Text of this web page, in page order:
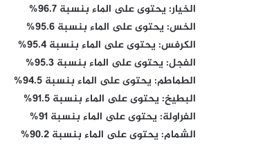
الخيار: يحتوى على الماء بنسبة 96.7%
الخس: يحتوى على الماء بنسبة 95.6%
الكرفس: يحتوى على الماء بنسبة 95.4%
الفجل: يحتوى على الماء بنسبة 95.3%
الطماطم: يحتوى على الماء بنسبة 94.5%
البطيخ: يحتوى على الماء بنسبة 91.5%
الفراولة: يحتوى على الماء بنسبة 91%
الشمام: يحتوى على الماء بنسبة 90.2%